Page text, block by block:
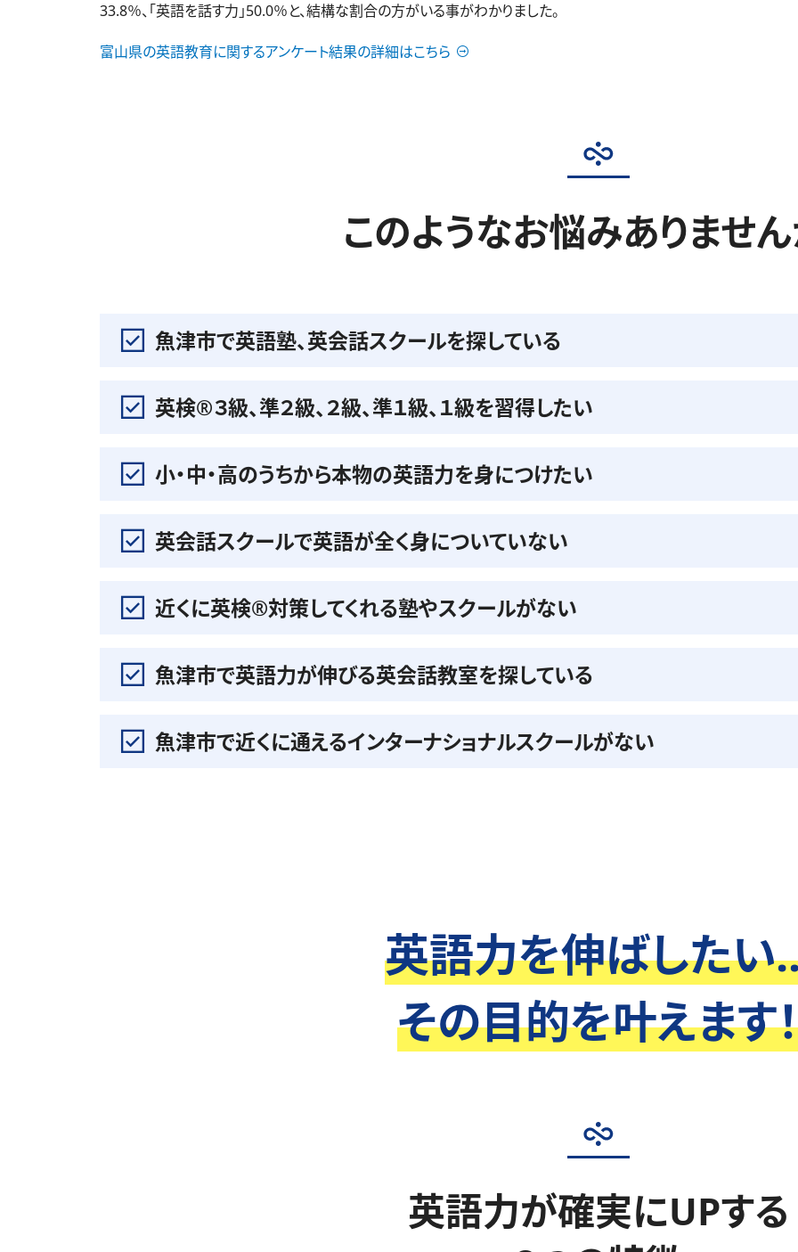
33.8％、「英語を話す力」50.0％と、結構な割合の方がいる事がわかりました。
富山県の英語教育に関するアンケート結果の詳細はこちら
このようなお悩みありません
魚津市で英語塾、英会話スクールを探している
英検®️３級、準２級、２級、準１級、１級を習得したい
小・中・高のうちから本物の英語力を身につけたい
英会話スクールで英語が全く身についていない
近くに英検®️対策してくれる塾やスクールがない
魚津市で英語力が伸びる英会話教室を探している
魚津市で近くに通えるインターナショナルスクールがない
英語力を伸ばしたい
その目的を叶えます
英語力が確実にUPする